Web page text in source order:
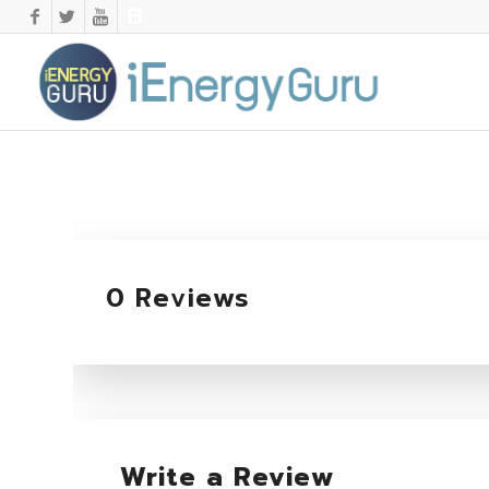
0 Reviews
Write a Review